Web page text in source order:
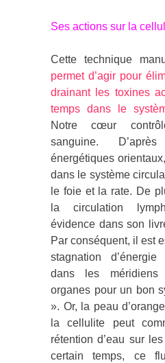
Ses actions sur la
Cette technique
permet d’agir pour
drainant les toxines
temps dans le
Notre cœur
sanguine.
énergétiques
dans le système
le foie et la rate. De
la circulation
évidence dans son
Par conséquent, il est
stagnation
dans les
organes pour un bon
». Or, la peau
la cellulite peut
rétention d’eau sur
certain temps, ce